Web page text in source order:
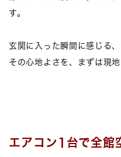
す。
玄関に入った瞬間に感じる
その心地よさを、まずは現
エアコン1台で全館